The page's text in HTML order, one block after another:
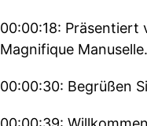
00:00:18: Präsentiert
Magnifique Manuselle.
00:00:30: Begrüßen